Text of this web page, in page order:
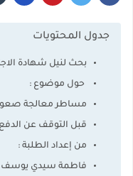
جدول المحتويات
بحث لنيل شهادة
حول موضوع :
مساطر معالجة
قبل التوقف عن الدفع
من إعداد الطلبة :
فاطمة سيدي يوسف